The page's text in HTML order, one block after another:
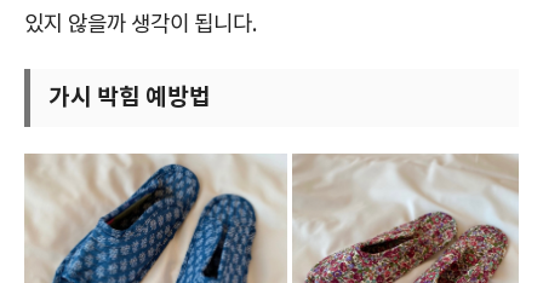
있지 않을까 생각이 됩니다.
가시 박힘 예방법